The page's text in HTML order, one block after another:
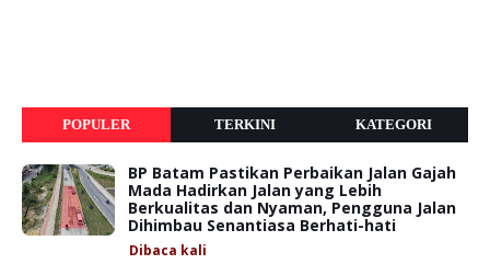
POPULER TERKINI KATEGORI
BP Batam Pastikan Perbaikan Jalan Gajah
Mada Hadirkan Jalan yang Lebih
Berkualitas dan Nyaman, Pengguna Jalan
Dihimbau Senantiasa Berhati-hati
Dibaca kali